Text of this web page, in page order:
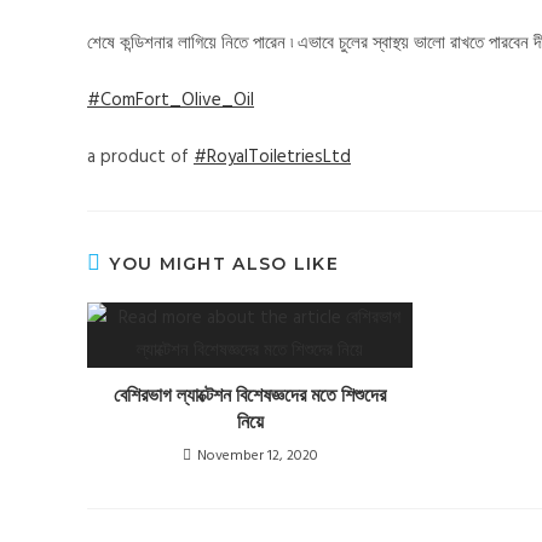
শেষে কন্ডিশনার লাগিয়ে নিতে পারেন ৷ এভাবে চুলের স্বাস্থ্য় ভালো রাখতে পারবেন
#ComFort_Olive_Oil
a product of #RoyalToiletriesLtd
YOU MIGHT ALSO LIKE
বেশিরভাগ ল্যাক্টেশন বিশেষজ্ঞদের মতে শিশুদের
নিয়ে
November 12, 2020